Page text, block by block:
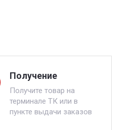
Получение
Получите товар на
терминале ТК или в
пункте выдачи заказов